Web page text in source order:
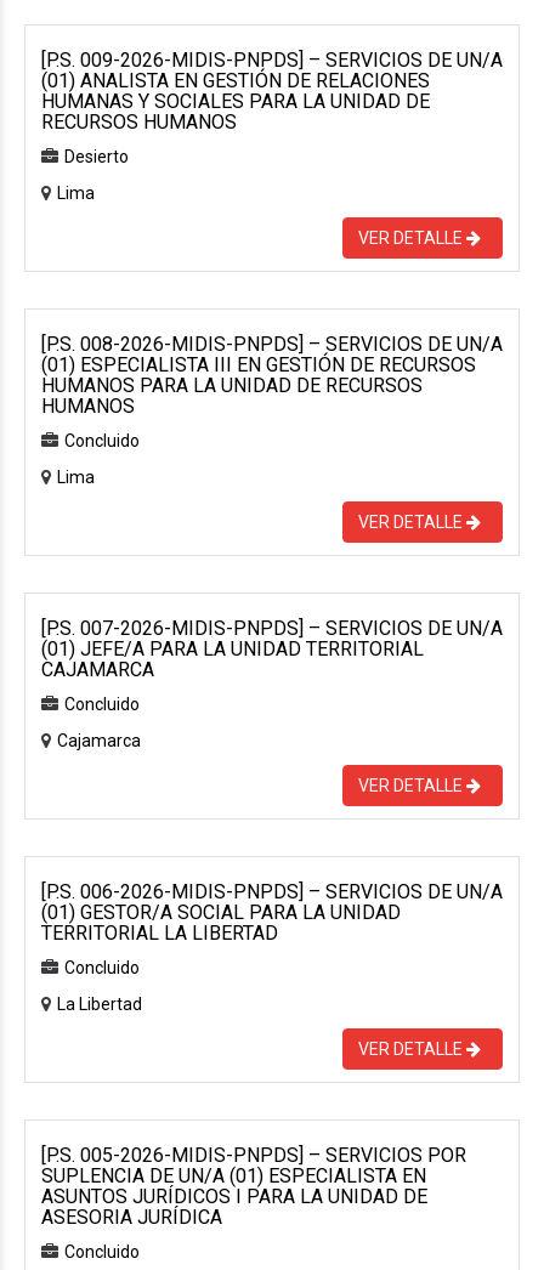
[P.S. 009-2026-MIDIS-PNPDS] – SERVICIOS DE UN/A
(01) ANALISTA EN GESTIÓN DE RELACIONES
HUMANAS Y SOCIALES PARA LA UNIDAD DE
RECURSOS HUMANOS
Desierto
Lima
VER DETALLE
[P.S. 008-2026-MIDIS-PNPDS] – SERVICIOS DE UN/A
(01) ESPECIALISTA III EN GESTIÓN DE RECURSOS
HUMANOS PARA LA UNIDAD DE RECURSOS
HUMANOS
Concluido
Lima
VER DETALLE
[P.S. 007-2026-MIDIS-PNPDS] – SERVICIOS DE UN/A
(01) JEFE/A PARA LA UNIDAD TERRITORIAL
CAJAMARCA
Concluido
Cajamarca
VER DETALLE
[P.S. 006-2026-MIDIS-PNPDS] – SERVICIOS DE UN/A
(01) GESTOR/A SOCIAL PARA LA UNIDAD
TERRITORIAL LA LIBERTAD
Concluido
La Libertad
VER DETALLE
[P.S. 005-2026-MIDIS-PNPDS] – SERVICIOS POR
SUPLENCIA DE UN/A (01) ESPECIALISTA EN
ASUNTOS JURÍDICOS I PARA LA UNIDAD DE
ASESORIA JURÍDICA
Concluido